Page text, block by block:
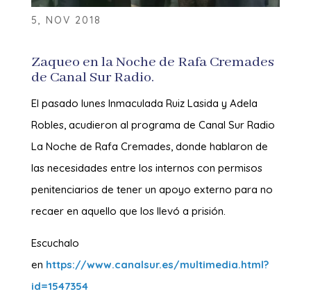
5, NOV 2018
Zaqueo en la Noche de Rafa Cremades
de Canal Sur Radio.
El pasado lunes Inmaculada Ruiz Lasida y Adela
Robles, acudieron al programa de Canal Sur Radio
La Noche de Rafa Cremades, donde hablaron de
las necesidades entre los internos con permisos
penitenciarios de tener un apoyo externo para no
recaer en aquello que los llevó a prisión.
Escuchalo
en https://www.canalsur.es/multimedia.html?
id=1547354